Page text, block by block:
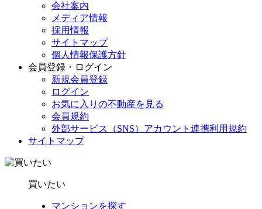
会社案内
メディア情報
採用情報
サイトマップ
個人情報保護方針
会員登録・ログイン
新規会員登録
ログイン
お気に入りの不動産を見る
会員規約
外部サービス（SNS）アカウント連携利用規約
サイトマップ
買いたい
マンションを探す